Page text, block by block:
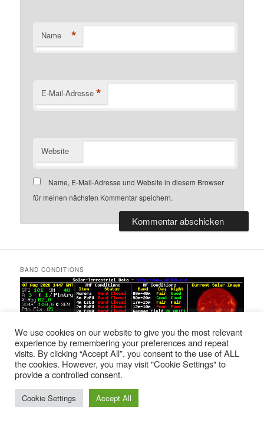
Name *
E-Mail-Adresse *
Website
Name, E-Mail-Adresse und Website in diesem Browser
für meinen nächsten Kommentar speichern.
BAND CONDITIONS
We use cookies on our website to give you the most relevant
experience by remembering your preferences and repeat
visits. By clicking “Accept All”, you consent to the use of ALL
the cookies. However, you may visit "Cookie Settings" to
provide a controlled consent.
Cookie Settings Accept All